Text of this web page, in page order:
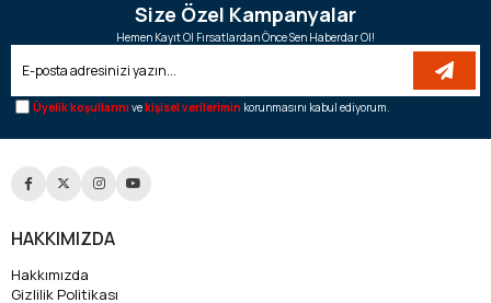
Size Özel Kampanyalar
Hemen Kayıt Ol Fırsatlardan Önce Sen Haberdar Ol!
Üyelik koşullarını vekişisel verilerimin korunmasını kabul ediyorum.
HAKKIMIZDA
Hakkımızda
Gizlilik Politikası